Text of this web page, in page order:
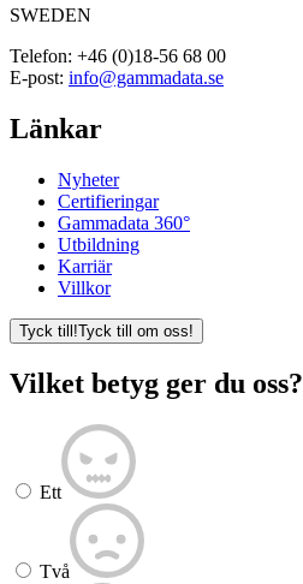
SWEDEN
Telefon: +46 (0)18-56 68 00
E-post: info@gammadata.se
Länkar
Nyheter
Certifieringar
Gammadata 360°
Utbildning
Karriär
Villkor
Tyck till!Tyck till om oss!
Vilket betyg ger du oss?
Ett
Två